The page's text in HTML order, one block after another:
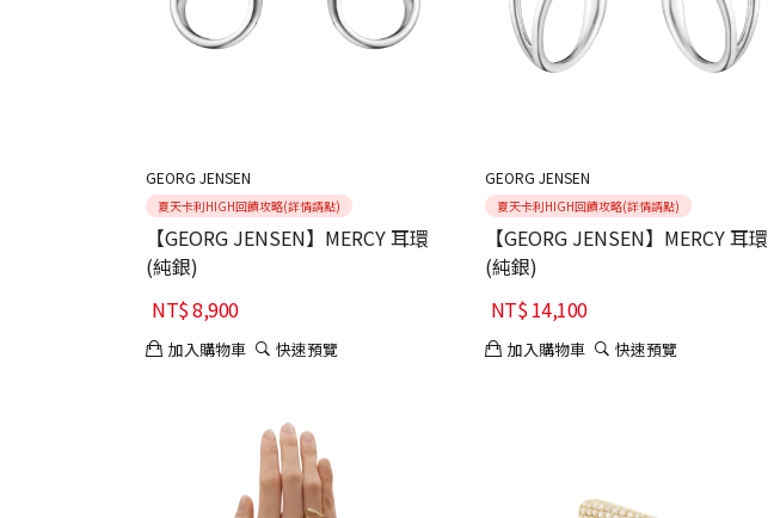
GEORG JENSEN
夏天卡利HIGH回饋攻略(詳情請點)
【GEORG JENSEN】MERCY 耳環
(純銀)
NT$8,900
加入購物車 快速預覽
GEORG JENSEN
夏天卡利HIGH回饋攻略(詳情請點)
【GEORG JENSEN】MERCY 耳環
(純銀)
NT$14,100
加入購物車 快速預覽